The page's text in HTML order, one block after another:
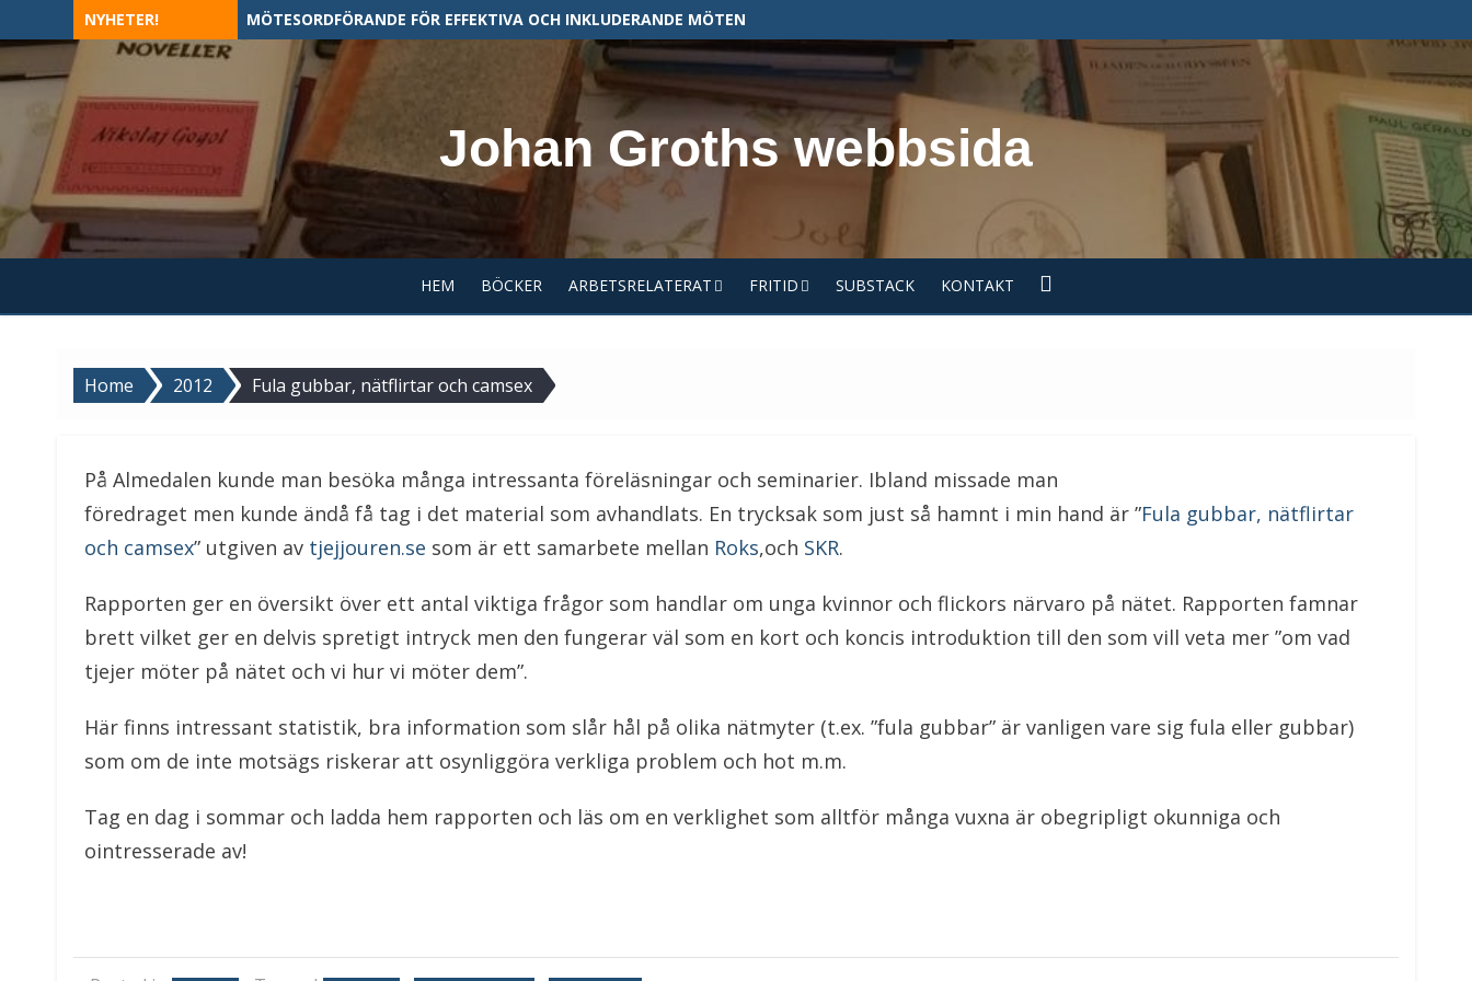
to
content
NYHETER! MÖTESORDFÖRANDE FÖR EFFEKTIVA OCH INKLUDERANDE MÖTEN
Johan Groths webbsida
HEM BÖCKER ARBETSRELATERAT FRITID SUBSTACK KONTAKT
Home 2012 Fula gubbar, nätflirtar och camsex
På Almedalen kunde man besöka många intressanta föreläsningar och seminarier. Ibland missade man
föredraget men kunde ändå få tag i det material som avhandlats. En trycksak som just så hamnt i min hand är ”Fula gubbar, nätflirtar
och camsex” utgiven av tjejjouren.se som är ett samarbete mellan Roks,och SKR.
Rapporten ger en översikt över ett antal viktiga frågor som handlar om unga kvinnor och flickors närvaro på nätet. Rapporten famnar
brett vilket ger en delvis spretigt intryck men den fungerar väl som en kort och koncis introduktion till den som vill veta mer ”om vad
tjejer möter på nätet och vi hur vi möter dem”.
Här finns intressant statistik, bra information som slår hål på olika nätmyter (t.ex. ”fula gubbar” är vanligen vare sig fula eller gubbar)
som om de inte motsägs riskerar att osynliggöra verkliga problem och hot m.m.
Tag en dag i sommar och ladda hem rapporten och läs om en verklighet som alltför många vuxna är obegripligt okunniga och
ointresserade av!